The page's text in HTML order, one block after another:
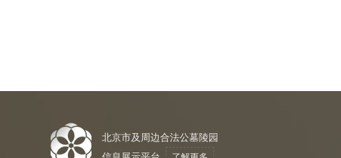
北京市及周边合法公墓陵园